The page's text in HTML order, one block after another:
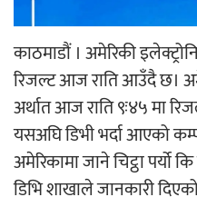
अर्जुन
काठमाडौं । अमेरिकी
रिजल्ट आज राति आउँदै छ।
अर्थात आज राति ९ः४५ मा
यसअघि डिभी भर्दा आएको
अमेरिकामा जाने चिट्ठा पर्यो
डिभि शाखाले जानकारी